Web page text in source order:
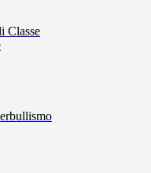
Classe